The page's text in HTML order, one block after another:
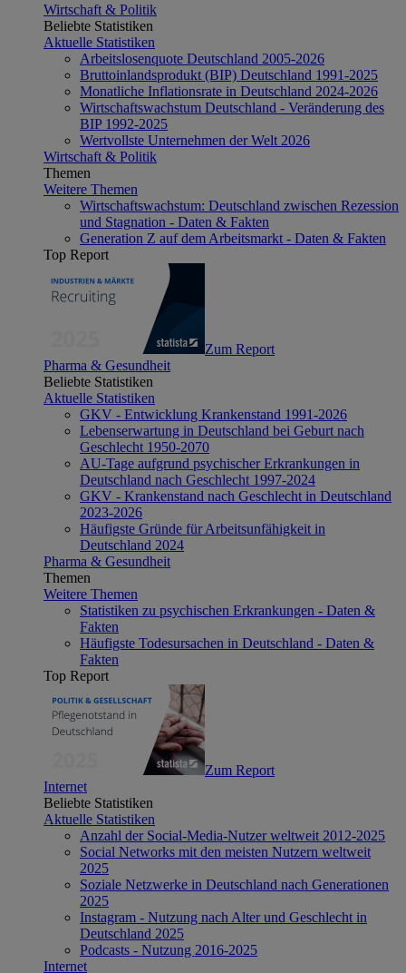
Wirtschaft & Politik
Beliebte Statistiken
Aktuelle Statistiken
Arbeitslosenquote Deutschland 2005-2026
Bruttoinlandsprodukt (BIP) Deutschland 1991-2025
Monatliche Inflationsrate in Deutschland 2024-2026
Wirtschaftswachstum Deutschland - Veränderung des
BIP 1992-2025
Wertvollste Unternehmen der Welt 2026
Wirtschaft & Politik
Themen
Weitere Themen
Wirtschaftswachstum: Deutschland zwischen Rezession
und Stagnation - Daten & Fakten
Generation Z auf dem Arbeitsmarkt - Daten & Fakten
Top Report
Zum Report
Pharma & Gesundheit
Beliebte Statistiken
Aktuelle Statistiken
GKV - Entwicklung Krankenstand 1991-2026
Lebenserwartung in Deutschland bei Geburt nach
Geschlecht 1950-2070
AU-Tage aufgrund psychischer Erkrankungen in
Deutschland nach Geschlecht 1997-2024
GKV - Krankenstand nach Geschlecht in Deutschland
2023-2026
Häufigste Gründe für Arbeitsunfähigkeit in
Deutschland 2024
Pharma & Gesundheit
Themen
Weitere Themen
Statistiken zu psychischen Erkrankungen - Daten &
Fakten
Häufigste Todesursachen in Deutschland - Daten &
Fakten
Top Report
Zum Report
Internet
Beliebte Statistiken
Aktuelle Statistiken
Anzahl der Social-Media-Nutzer weltweit 2012-2025
Social Networks mit den meisten Nutzern weltweit
2025
Soziale Netzwerke in Deutschland nach Generationen
2025
Instagram - Nutzung nach Alter und Geschlecht in
Deutschland 2025
Podcasts - Nutzung 2016-2025
Internet